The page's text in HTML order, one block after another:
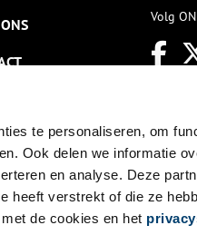
te personaliseren, om
Ook delen we informatie
en analyse. Deze
heeft verstrekt of die ze
de cookies en het
Volg